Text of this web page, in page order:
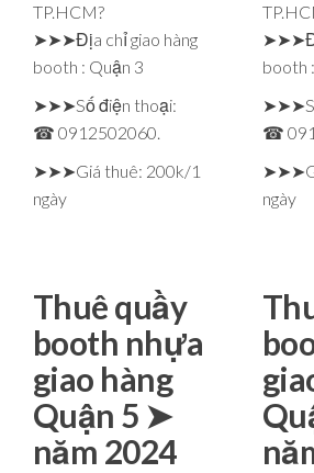
TP.HCM?
➤➤➤Địa chỉ giao hàng
booth : Quận 3
➤➤➤Số điện thoại:
☎ 0912502060.
➤➤➤Giá thuê: 200k/1
ngày
booth
☎
ngày
Thuê quầy
booth nhựa
giao hàng
Quận 5 ➤
năm 2024